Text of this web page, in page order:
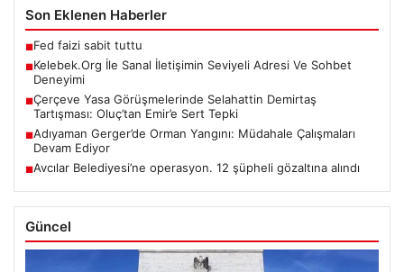
Son Eklenen Haberler
■Fed faizi sabit tuttu
■Kelebek.Org İle Sanal İletişimin Seviyeli Adresi Ve Sohbet
Deneyimi
■Çerçeve Yasa Görüşmelerinde Selahattin Demirtaş
Tartışması: Oluç’tan Emir’e Sert Tepki
■Adıyaman Gerger’de Orman Yangını: Müdahale Çalışmaları
Devam Ediyor
■Avcılar Belediyesi’ne operasyon. 12 şüpheli gözaltına alındı
Güncel